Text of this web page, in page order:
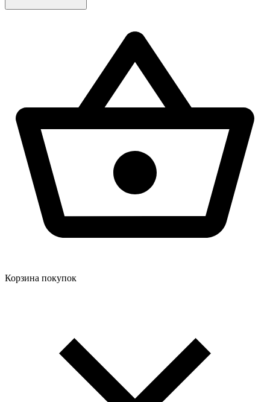
Корзина покупок